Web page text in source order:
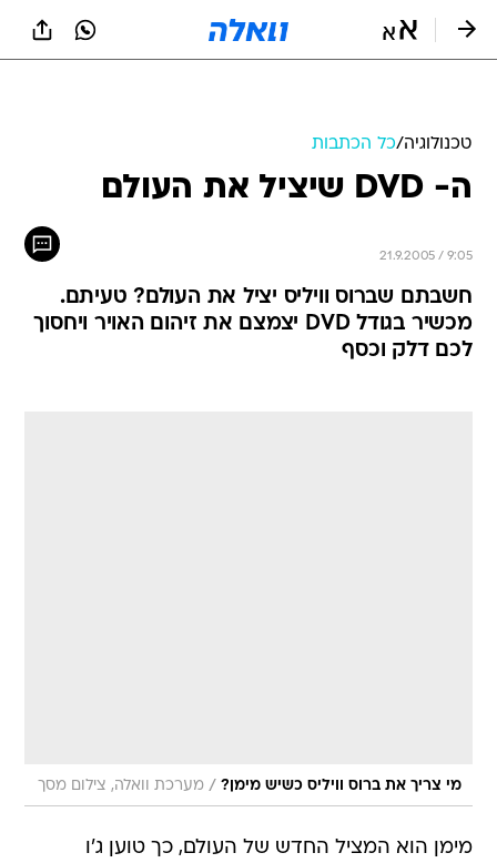
טכנולוגיה/כל הכתבות
ה- DVD שיציל את העולם
21.9.2005 / 9:05
חשבתם שברוס וויליס יציל את העולם? טעיתם.
מכשיר בגודל DVD יצמצם את זיהום האויר ויחסוך
לכם דלק וכסף
מי צריך את ברוס וויליס כשיש מימן? / מערכת וואלה, צילום מסך
מימן הוא המציל החדש של העולם, כך טוען ג'ו